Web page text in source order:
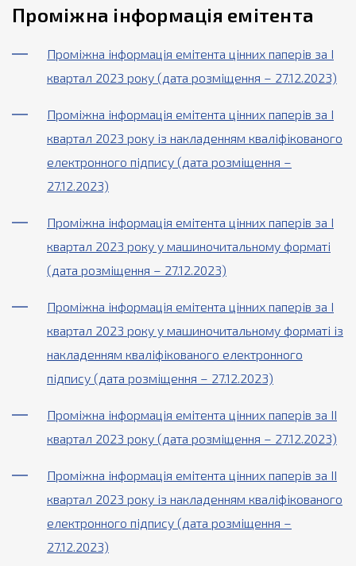
Проміжна інформація емітента
Проміжна інформація емітента цінних паперів за І
квартал 2023 року (дата розміщення – 27.12.2023)
Проміжна інформація емітента цінних паперів за І
квартал 2023 року із накладенням кваліфікованого
електронного підпису (дата розміщення –
27.12.2023)
Проміжна інформація емітента цінних паперів за І
квартал 2023 року у машиночитальному форматі
(дата розміщення – 27.12.2023)
Проміжна інформація емітента цінних паперів за І
квартал 2023 року у машиночитальному форматі із
накладенням кваліфікованого електронного
підпису (дата розміщення – 27.12.2023)
Проміжна інформація емітента цінних паперів за ІІ
квартал 2023 року (дата розміщення – 27.12.2023)
Проміжна інформація емітента цінних паперів за ІІ
квартал 2023 року із накладенням кваліфікованого
електронного підпису (дата розміщення –
27.12.2023)